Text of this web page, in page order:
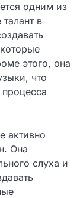
одним из
в
этого, она
что
активно
Она
слуха и